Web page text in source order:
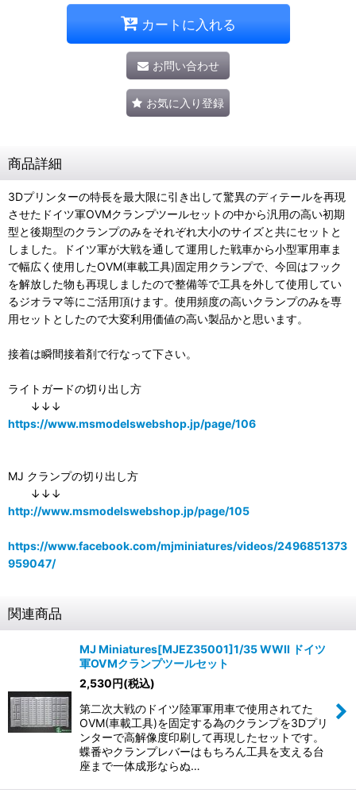
カートに入れる
お問い合わせ
お気に入り登録
商品詳細
3Dプリンターの特長を最大限に引き出して驚異のディテールを再現
させたドイツ軍OVMクランプツールセットの中から汎用の高い初期
型と後期型のクランプのみをそれぞれ大小のサイズと共にセットと
しました。ドイツ軍が大戦を通して運用した戦車から小型軍用車ま
で幅広く使用したOVM(車載工具)固定用クランプで、今回はフック
を解放した物も再現しましたので整備等で工具を外して使用してい
るジオラマ等にご活用頂けます。使用頻度の高いクランプのみを専
用セットとしたので大変利用価値の高い製品かと思います。
接着は瞬間接着剤で行なって下さい。
ライトガードの切り出し方
↓↓↓
https://www.msmodelswebshop.jp/page/106
MJ クランプの切り出し方
↓↓↓
http://www.msmodelswebshop.jp/page/105
https://www.facebook.com/mjminiatures/videos/2496851373
959047/
関連商品
MJ Miniatures[MJEZ35001]1/35 WWII ドイツ
軍OVMクランプツールセット
2,530円(税込)
第二次大戦のドイツ陸軍軍用車で使用されてた
OVM(車載工具)を固定する為のクランプを3Dプリ
ンターで高解像度印刷して再現したセットです。
蝶番やクランプレバーはもちろん工具を支える台
座まで一体成形ならぬ…